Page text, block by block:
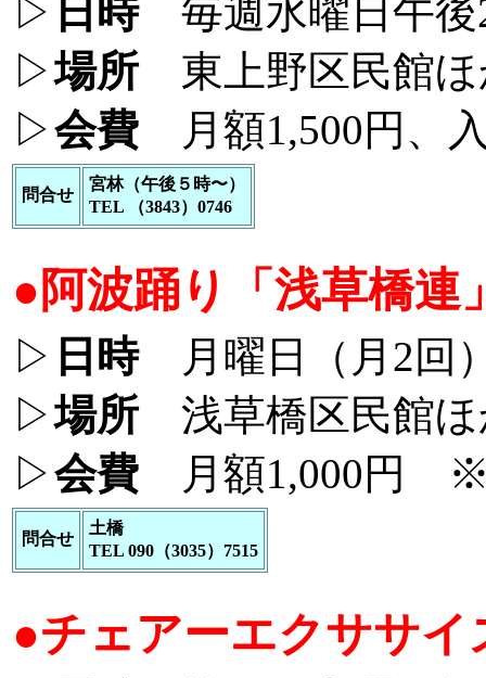
▷ 日時毎週水曜日午後
▷場所 東上野区民館
▷会費 月額1,500円、
問合せ
宮林（午後５時〜）
TEL （3843）0746
●阿波踊り「浅草橋連
▷ 日時月曜日（月2回
▷場所 浅草橋区民館
▷会費 月額1,000円 ※
問合せ
土橋
TEL 090（3035）7515
●チェアーエクササイ